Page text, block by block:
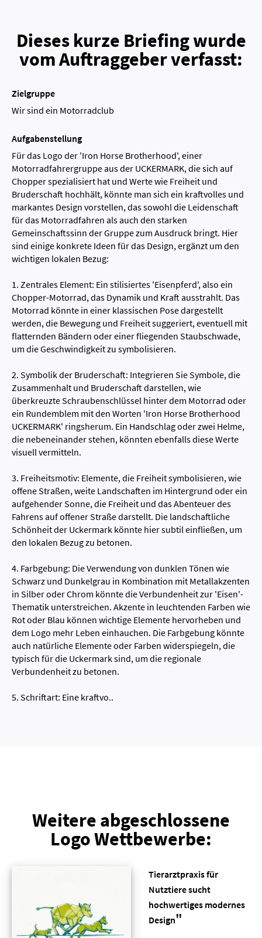
Dieses kurze Briefing wurde
vom Auftraggeber verfasst:
Zielgruppe
Wir sind ein Motorradclub
Aufgabenstellung
Für das Logo der 'Iron Horse Brotherhood', einer
Motorradfahrergruppe aus der UCKERMARK, die sich auf
Chopper spezialisiert hat und Werte wie Freiheit und
Bruderschaft hochhält, könnte man sich ein kraftvolles und
markantes Design vorstellen, das sowohl die Leidenschaft
für das Motorradfahren als auch den starken
Gemeinschaftssinn der Gruppe zum Ausdruck bringt. Hier
sind einige konkrete Ideen für das Design, ergänzt um den
wichtigen lokalen Bezug:
1. Zentrales Element: Ein stilisiertes 'Eisenpferd', also ein
Chopper-Motorrad, das Dynamik und Kraft ausstrahlt. Das
Motorrad könnte in einer klassischen Pose dargestellt
werden, die Bewegung und Freiheit suggeriert, eventuell mit
flatternden Bändern oder einer fliegenden Staubschwade,
um die Geschwindigkeit zu symbolisieren.
2. Symbolik der Bruderschaft: Integrieren Sie Symbole, die
Zusammenhalt und Bruderschaft darstellen, wie
überkreuzte Schraubenschlüssel hinter dem Motorrad oder
ein Rundemblem mit den Worten 'Iron Horse Brotherhood
UCKERMARK' ringsherum. Ein Handschlag oder zwei Helme,
die nebeneinander stehen, könnten ebenfalls diese Werte
visuell vermitteln.
3. Freiheitsmotiv: Elemente, die Freiheit symbolisieren, wie
offene Straßen, weite Landschaften im Hintergrund oder ein
aufgehender Sonne, die Freiheit und das Abenteuer des
Fahrens auf offener Straße darstellt. Die landschaftliche
Schönheit der Uckermark könnte hier subtil einfließen, um
den lokalen Bezug zu betonen.
4. Farbgebung: Die Verwendung von dunklen Tönen wie
Schwarz und Dunkelgrau in Kombination mit Metallakzenten
in Silber oder Chrom könnte die Verbundenheit zur 'Eisen'-
Thematik unterstreichen. Akzente in leuchtenden Farben wie
Rot oder Blau können wichtige Elemente hervorheben und
dem Logo mehr Leben einhauchen. Die Farbgebung könnte
auch natürliche Elemente oder Farben widerspiegeln, die
typisch für die Uckermark sind, um die regionale
Verbundenheit zu betonen.
5. Schriftart: Eine kraftvo..
Weitere abgeschlossene
Logo Wettbewerbe:
Tierarztpraxis für
Nutztiere sucht
hochwertiges modernes
Design"